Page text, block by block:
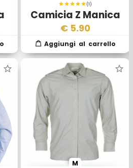
(1)
Camicia Z Manica
Lunga Esercito
Cecoslovacco
€ 5.90
M